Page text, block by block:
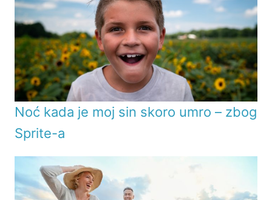
Noć kada je moj sin skoro umro – zbog
Sprite-a